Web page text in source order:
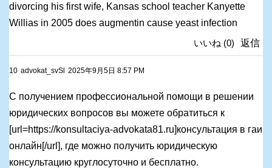
divorcing his first wife, Kansas school teacher Kanyette
Willias in 2005 does augmentin cause yeast infection
返信
いいね (0)
10 advokat_svSl 2025年9月5日 8:57 PM
С получением профессиональной помощи в решении
юридических вопросов вы можете обратиться к
[url=https://konsultaciya-advokata81.ru]консультация в гаи
онлайн[/url], где можно получить юридическую
консультацию круглосуточно и бесплатно.